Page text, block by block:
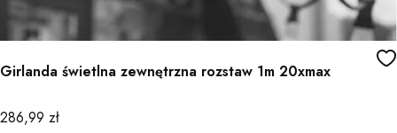
Girlanda świetlna zewnętrzna rozstaw 1m 20xmax
Cena
286,99 zł